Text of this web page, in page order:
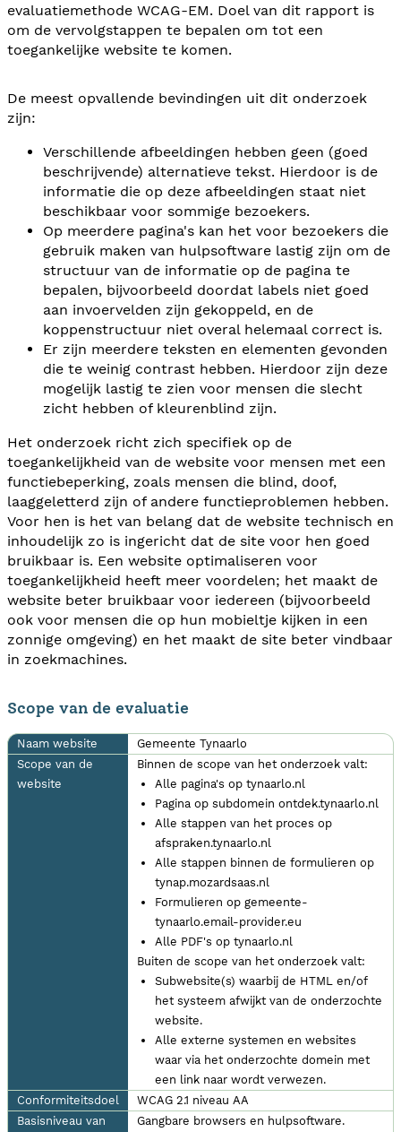
evaluatiemethode WCAG-EM. Doel van dit rapport is
om de vervolgstappen te bepalen om tot een
toegankelijke website te komen.
De meest opvallende bevindingen uit dit onderzoek
zijn:
Verschillende afbeeldingen hebben geen (goed
beschrijvende) alternatieve tekst. Hierdoor is de
informatie die op deze afbeeldingen staat niet
beschikbaar voor sommige bezoekers.
Op meerdere pagina's kan het voor bezoekers die
gebruik maken van hulpsoftware lastig zijn om de
structuur van de informatie op de pagina te
bepalen, bijvoorbeeld doordat labels niet goed
aan invoervelden zijn gekoppeld, en de
koppenstructuur niet overal helemaal correct is.
Er zijn meerdere teksten en elementen gevonden
die te weinig contrast hebben. Hierdoor zijn deze
mogelijk lastig te zien voor mensen die slecht
zicht hebben of kleurenblind zijn.
Het onderzoek richt zich specifiek op de
toegankelijkheid van de website voor mensen met een
functiebeperking, zoals mensen die blind, doof,
laaggeletterd zijn of andere functieproblemen hebben.
Voor hen is het van belang dat de website technisch en
inhoudelijk zo is ingericht dat de site voor hen goed
bruikbaar is. Een website optimaliseren voor
toegankelijkheid heeft meer voordelen; het maakt de
website beter bruikbaar voor iedereen (bijvoorbeeld
ook voor mensen die op hun mobieltje kijken in een
zonnige omgeving) en het maakt de site beter vindbaar
in zoekmachines.
Scope van de evaluatie
Naam website
Gemeente Tynaarlo
Scope van de
website
Binnen de scope van het onderzoek valt:
Alle pagina's op tynaarlo.nl
Pagina op subdomein ontdek.tynaarlo.nl
Alle stappen van het proces op
afspraken.tynaarlo.nl
Alle stappen binnen de formulieren op
tynap.mozardsaas.nl
Formulieren op gemeente-
tynaarlo.email-provider.eu
Alle PDF's op tynaarlo.nl
Buiten de scope van het onderzoek valt:
Subwebsite(s) waarbij de HTML en/of
het systeem afwijkt van de onderzochte
website.
Alle externe systemen en websites
waar via het onderzochte domein met
een link naar wordt verwezen.
Conformiteitsdoel
WCAG 2.1 niveau AA
Basisniveau van
Gangbare browsers en hulpsoftware.